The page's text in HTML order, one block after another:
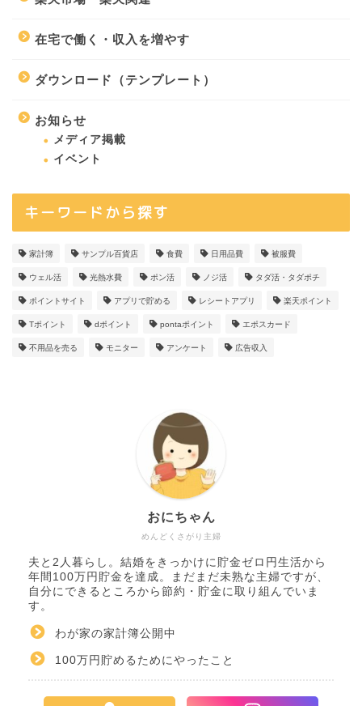
在宅で働く・収入を増やす
ダウンロード（テンプレート）
お知らせ
メディア掲載
イベント
キーワードから探す
家計簿 サンプル百貨店 食費 日用品費 被服費
ウェル活 光熱水費 ポン活 ノジ活 タダ活・タダポチ
ポイントサイト アプリで貯める レシートアプリ 楽天ポイント
Tポイント dポイント pontaポイント エポスカード
不用品を売る モニター アンケート 広告収入
めんどくさがり主婦
おにちゃん
夫と2人暮らし。結婚をきっかけに貯金ゼロ円生活から
年間100万円貯金を達成。まだまだ未熟な主婦ですが、
自分にできるところから節約・貯金に取り組んでいま
す。
わが家の家計簿公開中
100万円貯めるためにやったこと